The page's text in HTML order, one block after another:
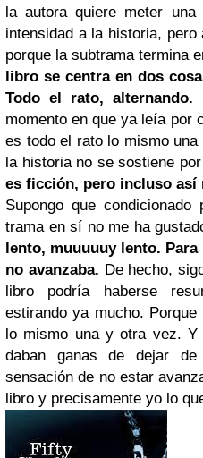
la autora quiere meter una
intensidad a la historia,
porque la subtrama termina
libro se centra en dos
Todo el rato, alternando.
momento en que ya leía por
es todo el rato lo mismo
la historia no se sostiene
es ficción, pero incluso así
Supongo que
trama en sí no me ha
lento, muuuuuy lento.
no avanzaba. De hecho,
libro podría haberse
estirando ya mucho.
lo mismo una y otra vez.
daban ganas de dejar
sensación de no estar
libro y precisamente yo lo